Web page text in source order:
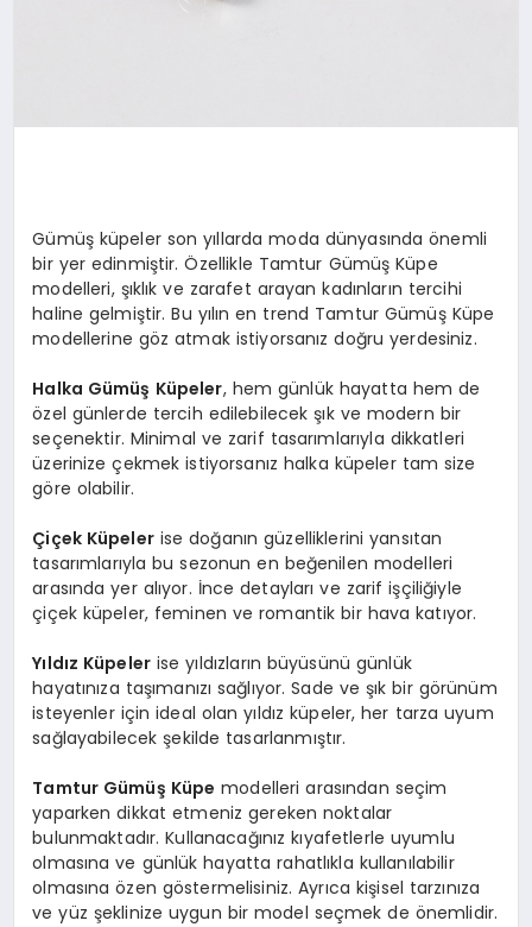
Gümüş küpeler son yıllarda moda dünyasında önemli
bir yer edinmiştir. Özellikle Tamtur Gümüş Küpe
modelleri, şıklık ve zarafet arayan kadınların tercihi
haline gelmiştir. Bu yılın en trend Tamtur Gümüş Küpe
modellerine göz atmak istiyorsanız doğru yerdesiniz.
Halka Gümüş Küpeler, hem günlük hayatta hem de
özel günlerde tercih edilebilecek şık ve modern bir
seçenektir. Minimal ve zarif tasarımlarıyla dikkatleri
üzerinize çekmek istiyorsanız halka küpeler tam size
göre olabilir.
Çiçek Küpelerise doğanın güzelliklerini yansıtan
tasarımlarıyla bu sezonun en beğenilen modelleri
arasında yer alıyor. İnce detayları ve zarif işçiliğiyle
çiçek küpeler, feminen ve romantik bir hava katıyor.
Yıldız Küpeler ise yıldızların büyüsünü günlük
hayatınıza taşımanızı sağlıyor. Sade ve şık bir görünüm
isteyenler için ideal olan yıldız küpeler, her tarza uyum
sağlayabilecek şekilde tasarlanmıştır.
Tamtur Gümüş Küpe modelleri arasından seçim
yaparken dikkat etmeniz gereken noktalar
bulunmaktadır. Kullanacağınız kıyafetlerle uyumlu
olmasına ve günlük hayatta rahatlıkla kullanılabilir
olmasına özen göstermelisiniz. Ayrıca kişisel tarzınıza
ve yüz şeklinize uygun bir model seçmek de önemlidir.